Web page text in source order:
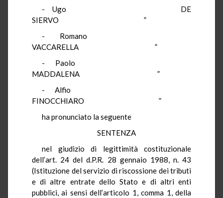
- Ugo DE
SIERVO ”
- Romano
VACCARELLA ”
- Paolo
MADDALENA ”
- Alfio
FINOCCHIARO ”
ha pronunciato la seguente
SENTENZA
nel giudizio di legittimità costituzionale
dell’art. 24 del d.P.R. 28 gennaio 1988, n. 43
(Istituzione del servizio di riscossione dei tributi
e di altre entrate dello Stato e di altri enti
pubblici, ai sensi dell’articolo 1, comma 1, della